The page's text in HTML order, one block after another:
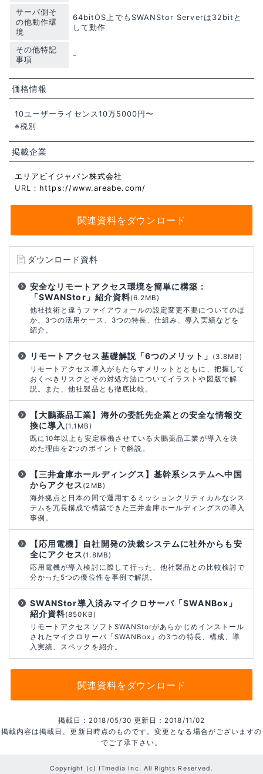
サーバ側そ
の他動作環
境
64bitOS上でもSWANStor Serverは32bitと
して動作
その他特記
事項
-
価格情報
10ユーザーライセンス10万5000円〜
※税別
掲載企業
エリアビイジャパン株式会社
URL： https://www.areabe.com/
関連資料をダウンロード
ダウンロード資料
安全なリモートアクセス環境を簡単に構築：
「SWANStor」紹介資料(6.2MB)
他社技術と違うファイアウォールの設定変更不要についてのほ
か、3つの活用ケース、3つの特長、仕組み、導入実績などを
紹介。
リモートアクセス基礎解説「6つのメリット」
(3.8MB)
リモートアクセス導入がもたらすメリットとともに、把握して
おくべきリスクとその対処方法についてイラストや図版で解
説。また、他社製品とも徹底比較。
【大鵬薬品工業】海外の委託先企業との安全な情報交
換に導入 (1.1MB)
既に10年以上も安定稼働させている大鵬薬品工業が導入を決
めた理由を2つのポイントで解説。
【三井倉庫ホールディングス】基幹系システムへ中国
からアクセス (2MB)
海外拠点と日本の間で運用するミッションクリティカルなシス
テムを冗長構成で構築できた三井倉庫ホールディングスの導入
事例。
【応用電機】自社開発の決裁システムに社外からも安
全にアクセス (1.8MB)
応用電機が導入検討に際して行った、他社製品との比較検討で
分かった5つの優位性を事例で解説。
SWANStor導入済みマイクロサーバ「SWANBox」
紹介資料(850KB)
リモートアクセスソフトSWANStorがあらかじめインストール
されたマイクロサーバ「SWANBox」の3つの特長、構成、導
入実績、スペックを紹介。
関連資料をダウンロード
掲載日：2018/05/30 更新日：2018/11/02
掲載内容は掲載日、更新日時点のものです。変更となる場合がございますの
でご了承下さい。
Copyright (c) ITmedia Inc. All Rights Reserved.